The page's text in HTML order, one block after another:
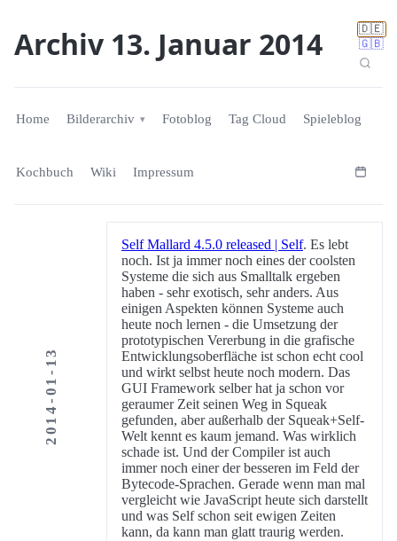
🇩🇪
🇬🇧
Archiv 13. Januar 2014
Home Bilderarchiv Fotoblog Tag Cloud Spieleblog
Kochbuch Wiki Impressum
2014-01-13
Self Mallard 4.5.0 released | Self. Es lebt
noch. Ist ja immer noch eines der coolsten
Systeme die sich aus Smalltalk ergeben
haben - sehr exotisch, sehr anders. Aus
einigen Aspekten können Systeme auch
heute noch lernen - die Umsetzung der
prototypischen Vererbung in die grafische
Entwicklungsoberfläche ist schon echt cool
und wirkt selbst heute noch modern. Das
GUI Framework selber hat ja schon vor
geraumer Zeit seinen Weg in Squeak
gefunden, aber außerhalb der Squeak+Self-
Welt kennt es kaum jemand. Was wirklich
schade ist. Und der Compiler ist auch
immer noch einer der besseren im Feld der
Bytecode-Sprachen. Gerade wenn man mal
vergleicht wie JavaScript heute sich darstellt
und was Self schon seit ewigen Zeiten
kann, da kann man glatt traurig werden.